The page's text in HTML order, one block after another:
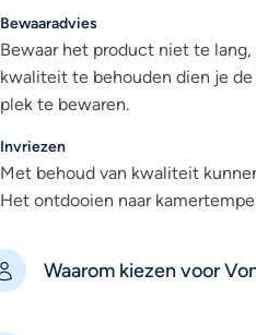
Bewaaradvies
Bewaar het product niet te
kwaliteit te behouden dien je
plek te bewaren.
Invriezen
Met behoud van kwaliteit
Het ontdooien naar
Waarom kiezen voor